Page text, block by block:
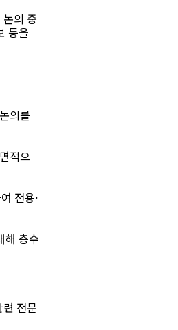
의 중
등을
의를
적으
전용·
해 층수
전문